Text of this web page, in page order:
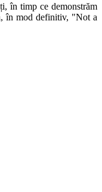
în timp ce demonstrăm
în mod definitiv, "Not a